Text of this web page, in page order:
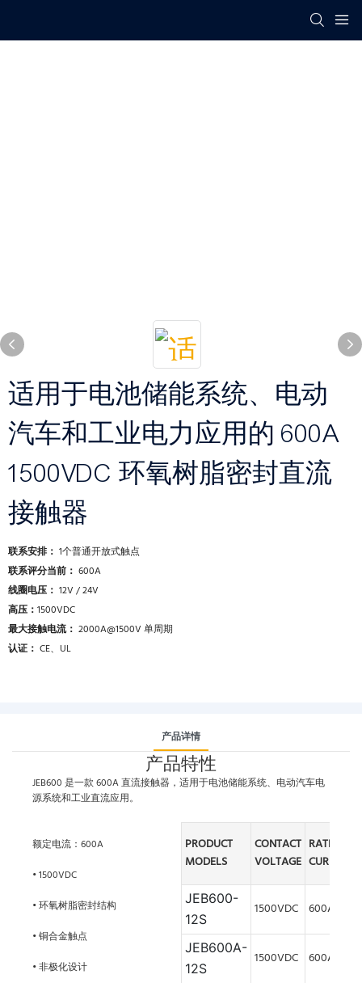
适用于电池储能系统、电动
汽车和工业电力应用的 600A
1500VDC 环氧树脂密封直流
接触器
联系安排： 1个普通开放式触点
联系评分当前： 600A
线圈电压： 12V / 24V
高压： 1500VDC
最大接触电流： 2000A@1500V 单周期
认证： CE、UL
产品详情
产品特性
JEB600 是一款 600A 直流接触器，适用于电池储能系统、电动汽车电
源系统和工业直流应用。
额定电流：600A
• 1500VDC
• 环氧树脂密封结构
• 铜合金触点
• 非极化设计
PRODUCT
MODELS
CONTACT
VOLTAGE
RATED
CURRENT
JEB600-
12S
1500VDC 600A
JEB600A-
12S
1500VDC 600A